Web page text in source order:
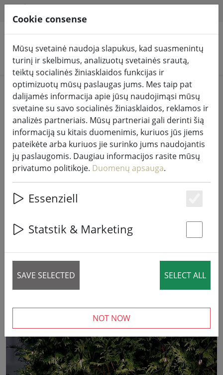
Ieškoti produktų
Home Pasakų žibintai ir apšvietimas Pasakų žibintai
"Sirius Tech-Line" šviesos tinklo
pradinis rinkinys 168 LED šiltai
baltos spalvos lauko 1,7 x 1,4 m
230V juodas
Cookie consense
Mūsų svetainė naudoja slapukus, kad suasmenintų
turinį ir skelbimus, analizuotų svetainės srautą,
teiktų socialinės žiniasklaidos funkcijas ir
optimizuotų mūsų paslaugas jums. Mes taip pat
dalijamės informacija apie jūsų naudojimąsi mūsų
svetaine su savo socialinės žiniasklaidos, reklamos ir
analizės partneriais. Mūsų partneriai gali derinti šią
informaciją su kitais duomenimis, kuriuos jūs jiems
pateikėte arba kuriuos jie surinko jums naudojantis
jų paslaugomis. Daugiau informacijos rasite mūsų
privatumo politikoje. Duomenų apsauga.
Essenziell
Statstik & Marketing
SAVE SELECTED SELECT ALL
NOT NOW